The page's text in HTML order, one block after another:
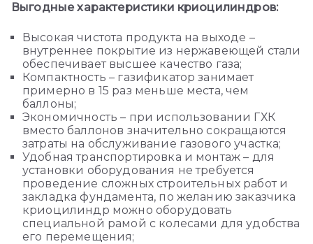
Выгодные характеристики криоцилиндров:
Высокая чистота продукта на выходе –
внутреннее покрытие из нержавеющей стали
обеспечивает высшее качество газа;
Компактность – газификатор занимает
примерно в 15 раз меньше места, чем
баллоны;
Экономичность – при использовании ГХК
вместо баллонов значительно сокращаются
затраты на обслуживание газового участка;
Удобная транспортировка и монтаж – для
установки оборудования не требуется
проведение сложных строительных работ и
закладка фундамента, по желанию заказчика
криоцилиндр можно оборудовать
специальной рамой с колесами для удобства
его перемещения;